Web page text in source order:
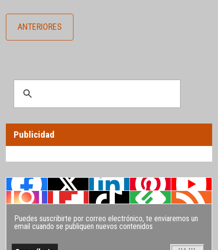
ANTERIORES
Publicidad
Puedes suscribirte por correo electrónico, te enviaremos un
email cuando se publiquen nuevos contenidos